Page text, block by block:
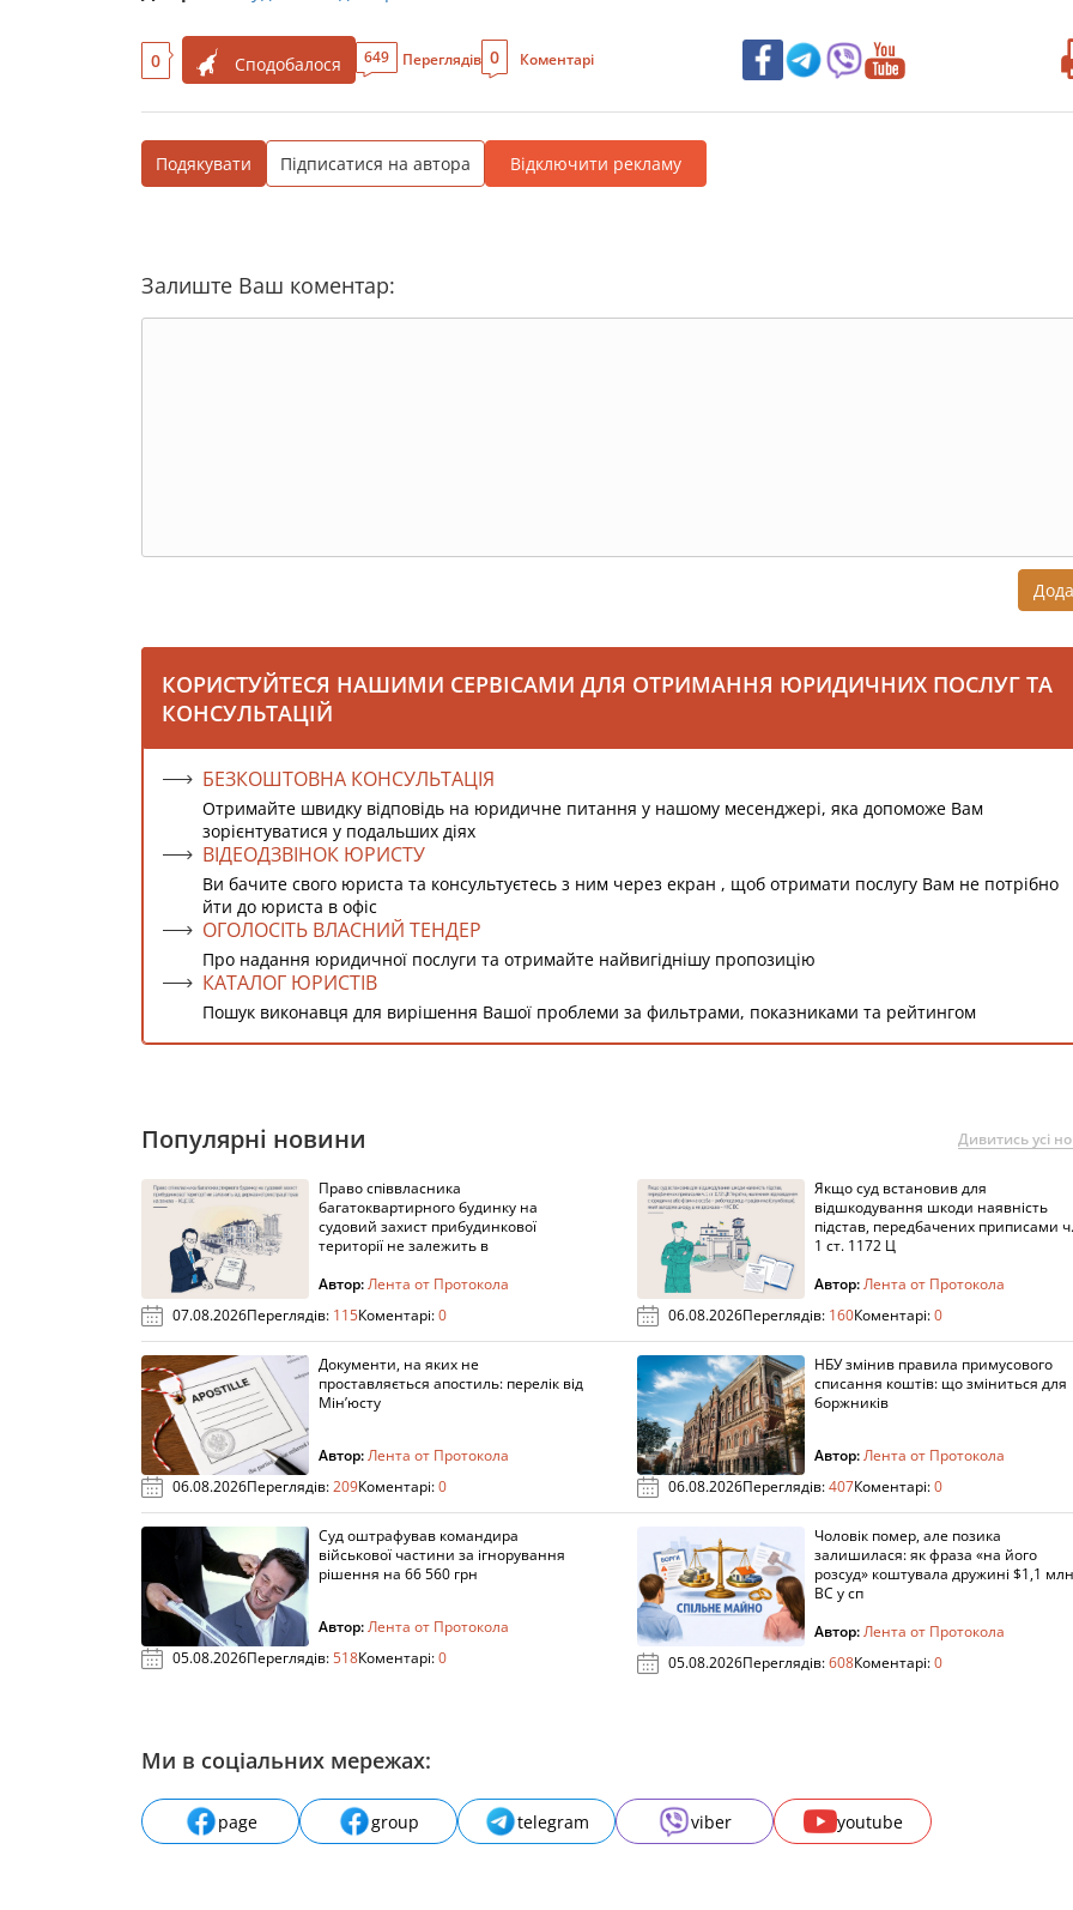
0 Сподобалося 649 Переглядів 0 Коментарі
Подякувати Підписатися на автора Відключити рекламу
Залиште Ваш коментар:
КОРИСТУЙТЕСЯ НАШИМИ СЕРВІСАМИ ДЛЯ ОТРИМАННЯ ЮРИДИЧНИХ ПОСЛУГ ТА
КОНСУЛЬТАЦІЙ
БЕЗКОШТОВНА КОНСУЛЬТАЦІЯ
Отримайте швидку відповідь на юридичне питання у нашому месенджері, яка допоможе Вам
зорієнтуватися у подальших діях
ВІДЕОДЗВІНОК ЮРИСТУ
Ви бачите свого юриста та консультуєтесь з ним через екран , щоб отримати послугу Вам не потрібно
йти до юриста в офіс
ОГОЛОСІТЬ ВЛАСНИЙ ТЕНДЕР
Про надання юридичної послуги та отримайте найвигіднішу пропозицію
КАТАЛОГ ЮРИСТІВ
Пошук виконавця для вирішення Вашої проблеми за фильтрами, показниками та рейтингом
Популярні новини Дивитись усі
Право співвласника
багатоквартирного будинку на
судовий захист прибудинкової
території не залежить в
Автор:Лента от Протокола
07.08.2026Переглядів: 115Коментарі:0
Якщо суд встановив для
відшкодування шкоди наявність
підстав, передбачених приписами ч.
1 ст. 1172 Ц
Автор:Лента от Протокола
06.08.2026Переглядів: 160Коментарі:0
Документи, на яких не
проставляється апостиль: перелік від
Мін’юсту
Автор:Лента от Протокола
06.08.2026Переглядів:209Коментарі:0
НБУ змінив правила примусового
списання коштів: що зміниться для
боржників
Автор:Лента от Протокола
06.08.2026Переглядів:407Коментарі:0
Суд оштрафував командира
військової частини за ігнорування
рішення на 66 560 грн
Автор:Лента от Протокола
05.08.2026Переглядів:518Коментарі:0
Чоловік помер, але позика
залишилася: як фраза «на його
розсуд» коштувала дружині $1,1
ВС у сп
Автор:Лента от Протокола
05.08.2026Переглядів:608Коментарі:0
Ми в соціальних мережах:
page group telegram viber youtube